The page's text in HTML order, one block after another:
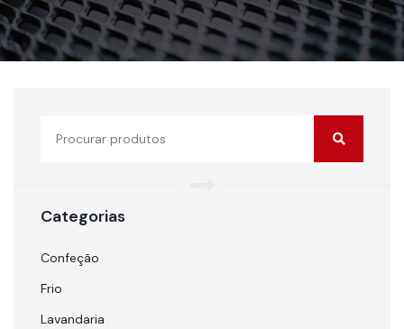
Categorias
Confeção
Frio
Lavandaria